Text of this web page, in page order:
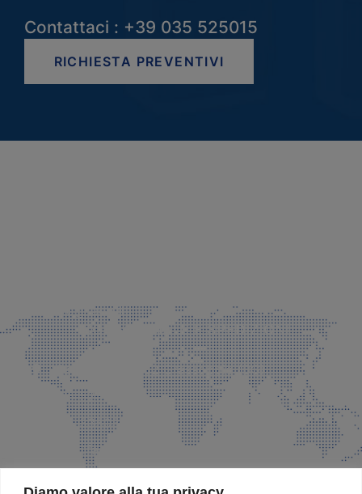
Contattaci : +39 035 525015
RICHIESTA PREVENTIVI
info@faeg.it
COMMERCIALE E SPEDIZIONI
Via Padre Elzi, 32 Grassobbio (BG)
035 525015
035 335037
info@faeg.it
SITE MAP